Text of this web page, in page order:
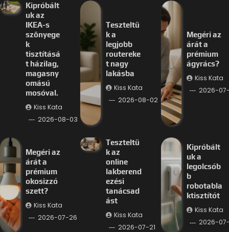
Kipróbált
uk az
IKEA-s
szőnyege
k
tisztításá
t házilag,
magasny
omású
mosóval.
Kiss Kata
2026-08-03
Teszteltü
k a
legjobb
routereke
t nagy
lakásba
Kiss Kata
2026-08-02
Megéri az
árát a
prémium
ágyrács?
Kiss Kata
2026-
Megéri az
árát a
prémium
okosizzó
szett?
Kiss Kata
2026-07-26
Teszteltü
k az
online
lakberend
ezési
tanácsad
ást
Kiss Kata
2026-07-21
Kipróbált
uk a
legolcsób
b
robotabla
ktisztítót
Kiss Kata
2026-